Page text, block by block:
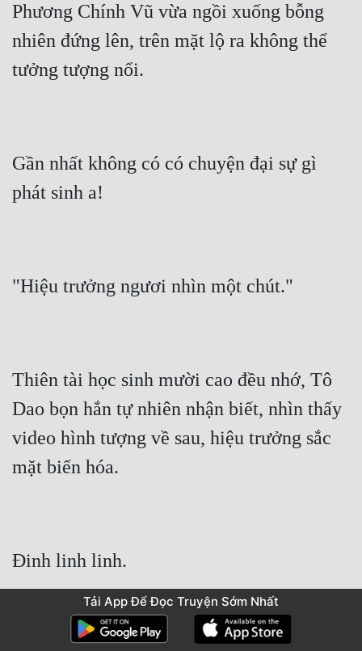
Phương Chính Vũ vừa ngồi xuống bỗng
nhiên đứng lên, trên mặt lộ ra không thể
tưởng tượng nổi.
Gần nhất không có có chuyện đại sự gì
phát sinh a!
"Hiệu trưởng ngươi nhìn một chút."
Thiên tài học sinh mười cao đều nhớ, Tô
Dao bọn hắn tự nhiên nhận biết, nhìn thấy
video hình tượng về sau, hiệu trưởng sắc
mặt biến hóa.
Đinh linh linh.
Tải App Để Đọc Truyện Sớm Nhất